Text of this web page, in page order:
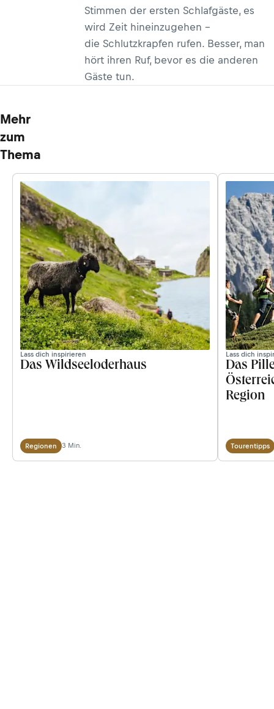
Stimmen der ersten Schlafgäste, es
wird Zeit hineinzugehen –
die Schlutzkrapfen rufen. Besser, man
hört ihren Ruf, bevor es die anderen
Gäste tun.
Mehr
zum
Thema
Lass dich inspirieren
Das Wildseeloderhaus
Regionen 3 Min.
Lass dich
Das
Region
Tourentipps